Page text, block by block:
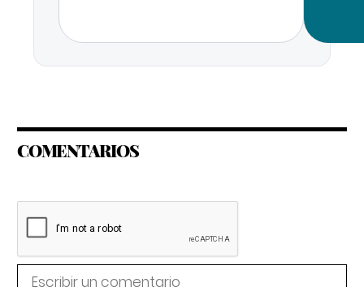
COMENTARIOS